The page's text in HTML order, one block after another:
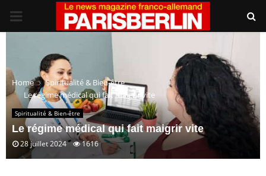
PRIMARY
Home
Spiritualité & Bien-être
Le régime médical qui fait maigrir vite
Spiritualité & Bien-être
Le régime médical qui fait maigrir vite
28 juillet 2024 1616